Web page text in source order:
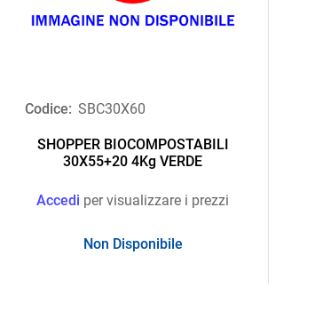
Codice: SBC30X60
SHOPPER BIOCOMPOSTABILI
30X55+20 4Kg VERDE
Accedi per visualizzare i prezzi
Non Disponibile